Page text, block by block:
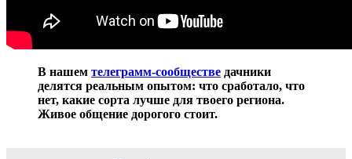
В нашем телеграмм-сообществе дачники
делятся реальным опытом: что сработало, что
нет, какие сорта лучше для твоего региона.
Живое общение дорогого стоит.